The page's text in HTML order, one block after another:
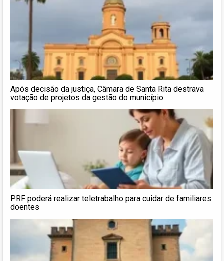
Após decisão da justiça, Câmara de Santa Rita destrava
votação de projetos da gestão do município
PRF poderá realizar teletrabalho para cuidar de familiares
doentes